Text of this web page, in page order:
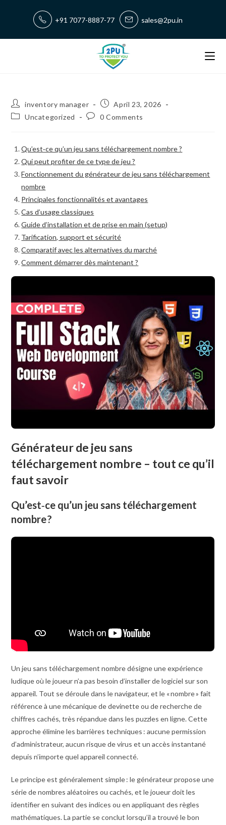
+91 7077-8887-77 sales@2pu.in
inventory manager
April 23, 2026
Uncategorized
0 Comments
Qu’est‑ce qu’un jeu sans téléchargement nombre ?
Qui peut profiter de ce type de jeu ?
Fonctionnement du générateur de jeu sans téléchargement
nombre
Principales fonctionnalités et avantages
Cas d’usage classiques
Guide d’installation et de prise en main (setup)
Tarification, support et sécurité
Comparatif avec les alternatives du marché
Comment démarrer dès maintenant ?
Générateur de jeu sans
téléchargement nombre – tout ce qu’il
faut savoir
Qu’est‑ce qu’un jeu sans téléchargement
nombre ?
Un jeu sans téléchargement nombre désigne une expérience
ludique où le joueur n’a pas besoin d’installer de logiciel sur son
appareil. Tout se déroule dans le navigateur, et le « nombre » fait
référence à une mécanique de devinette ou de recherche de
chiffres cachés, très répandue dans les puzzles en ligne. Cette
approche élimine les barrières techniques : aucune permission
d’administrateur, aucun risque de virus et un accès instantané
depuis n’importe quel appareil connecté.
Le principe est généralement simple : le générateur propose une
série de nombres aléatoires ou cachés, et le joueur doit les
identifier en suivant des indices ou en appliquant des règles
mathématiques. La partie se conclut lorsqu’il a trouvé le bon